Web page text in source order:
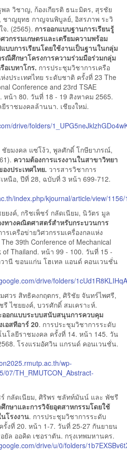
ล วิชาญ, ก้องเกียรติ ธนะมิตร, สุรชัย
าญยุทธ กาญจนพิบูลย์, อิสรภาพ ระวิ
. (2565). การออกแบบฐานการเรียนรู้
กรรมเกษตรและเตรียมความพร้อม
บบการเรียนโดยใช้งานเป็นฐานในกลุ่ม
ณีศึกษาโครงการความร่วมมือร่วมกลุ่ม
อเบทาโกร. การประชุมวิชาการเครือ
งประเทศไทย ระดับชาติ ครั้งที่ 23 The
Conference and 23rd TSAE
หน้า 80. วันที่ 18 - 19 สิงหาคม 2565.
ราชมงคลล้านนา. เชียงใหม่.
drive/folders/
ยมงคล แซ่โง้ว, พูลศักดิ์ โกษียาภรณ์,
ความต้องการแรงงานในสาขาวิทยา
งประเทศไทย. วารสารวิชาการ
หนือ, ปีที่ 28, ฉบับที่ 3 หน้า 699-712.
index.php/kjournal/article/view/
ยงค์, กริชเพ็ชร์ กลัดเนียม, นิวัตร มูล
งทางคณิตศาสตร์สำหรับกระบวนการ
รเครือข่ายวิศวกรรมเครื่องกลแห่ง
39th Conference of Mechanical
of Thailand. หน้า 99 - 100. วันที่ 15 -
านี ขอนแก่น โฮเทล แอนด์ คอนเวนชั่น
drive/folders/
ศวร สิทธิคงกฤตกร, ศิริชัย จันทร์ไพศรี,
ไชยยงค์, บวรศักดิ์ สมเคราะห์.
ออกแบบระบบสนับสนุนการควบคุม
อสทีอาร์ 20. การประชุมวิชาการระดับ
โลยีราชมงคล ครั้งที่ 14. หน้า 145. วัน
โรงแรมอัศวิน แกรนด์ คอนเวนชั่น.
wp-
07/TH_RMUTCON_Abstract-
กลัดเนียม, ศิริพร ชลัทท์มันน์ และ พัชรี
กษาและการวิจัยอุตสาหกรรมโดยใช้
โรงงาน. การประชุมวิชาการระดับ
งที่ 20. หน้า 1-7. วันที่ 25-27 กันยายน
ยัล ออคิด เชอราตัน. กรุงเทพมหานคร.
drive/u/0/folders/